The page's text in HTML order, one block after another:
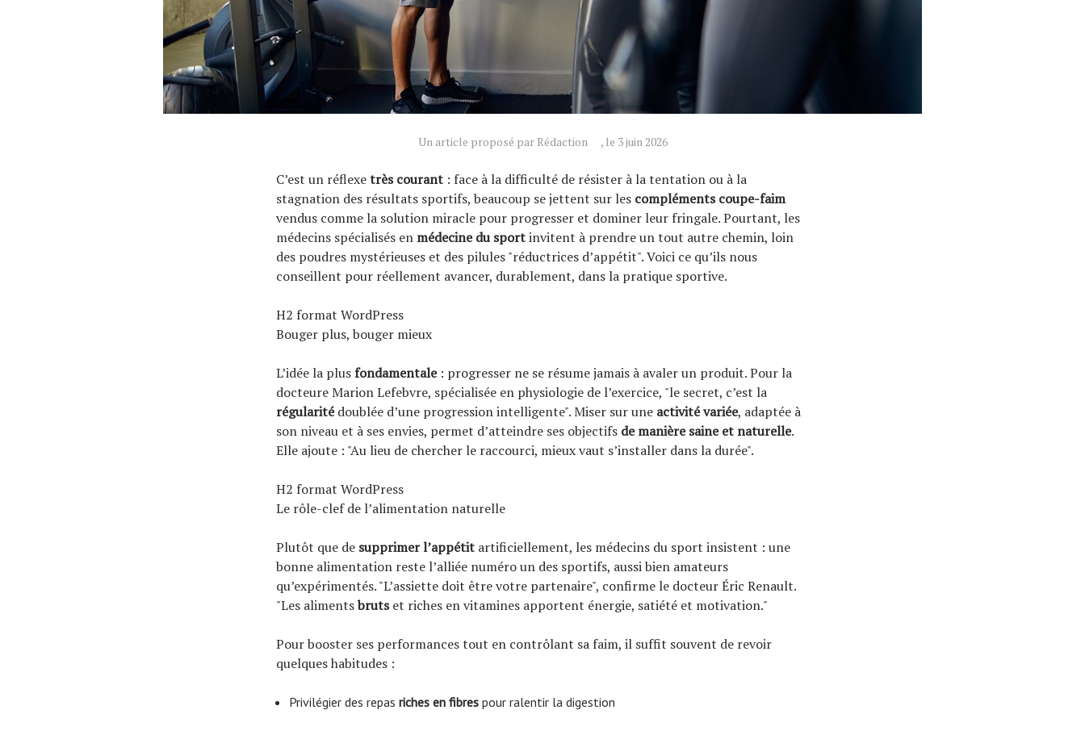
Un article proposé par Rédaction , le 3 juin 2026
C’est un réflexetrès courant : face à la difficulté de résister à la tentation ou à la
stagnation des résultats sportifs, beaucoup se jettent sur les compléments coupe-faim
vendus comme la solution miracle pour progresser et dominer leur fringale. Pourtant, les
médecins spécialisés en médecine du sportinvitent à prendre un tout autre chemin, loin
des poudres mystérieuses et des pilules "réductrices d’appétit". Voici ce qu’ils nous
conseillent pour réellement avancer, durablement, dans la pratique sportive.
H2 format WordPress
Bouger plus, bouger mieux
L’idée la plusfondamentale: progresser ne se résume jamais à avaler un produit. Pour la
docteure Marion Lefebvre, spécialisée en physiologie de l’exercice, "le secret, c’est la
régularitédoublée d’une progression intelligente". Miser sur une activité variée, adaptée à
son niveau et à ses envies, permet d’atteindre ses objectifs de manière saine et naturelle.
Elle ajoute : "Au lieu de chercher le raccourci, mieux vaut s’installer dans la durée".
H2 format WordPress
Le rôle-clef de l’alimentation naturelle
Plutôt que de supprimer l’appétit artificiellement, les médecins du sport insistent : une
bonne alimentation reste l’alliée numéro un des sportifs, aussi bien amateurs
qu’expérimentés. "L’assiette doit être votre partenaire", confirme le docteur Éric Renault.
"Les alimentsbrutset riches en vitamines apportent énergie, satiété et motivation."
Pour booster ses performances tout en contrôlant sa faim, il suffit souvent de revoir
quelques habitudes :
Privilégier des repas riches en fibres pour ralentir la digestion